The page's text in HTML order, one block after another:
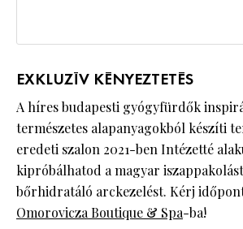
EXKLUZÍV KÉNYEZTETÉS
A híres budapesti gyógyfürdők
természetes alapanyagokból készíti
eredeti szalon 2021-ben Intézetté
kipróbálhatod a magyar
bőrhidratáló arckezelést. Kérj
Omorovicza Boutique & Spa-ba!